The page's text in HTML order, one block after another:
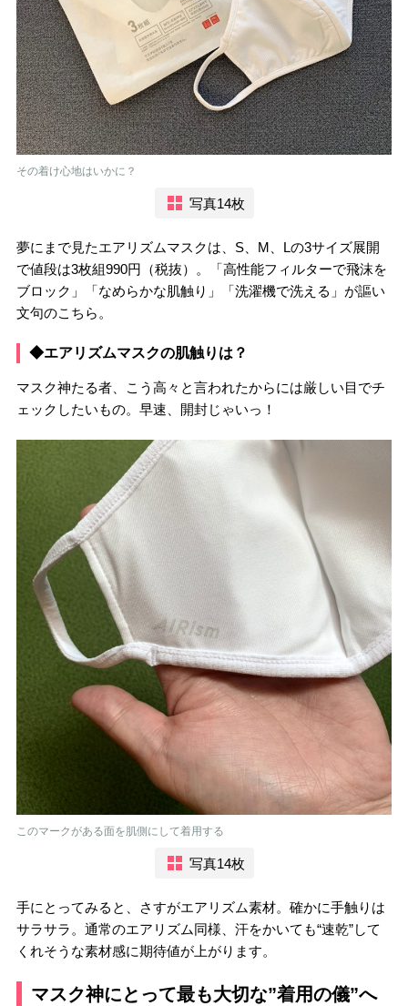
その着け心地はいかに？
写真14枚
夢にまで見たエアリズムマスクは、S、M、Lの3サイズ展開
で値段は3枚組990円（税抜）。「高性能フィルターで飛沫を
ブロック」「なめらかな肌触り」「洗濯機で洗える」が謳い
文句のこちら。
◆エアリズムマスクの肌触りは？
マスク神たる者、こう高々と言われたからには厳しい目でチ
ェックしたいもの。早速、開封じゃいっ！
このマークがある面を肌側にして着用する
写真14枚
手にとってみると、さすがエアリズム素材。確かに手触りは
サラサラ。通常のエアリズム同様、汗をかいても“速乾”して
くれそうな素材感に期待値が上がります。
マスク神にとって最も大切な”着用の儀”へ